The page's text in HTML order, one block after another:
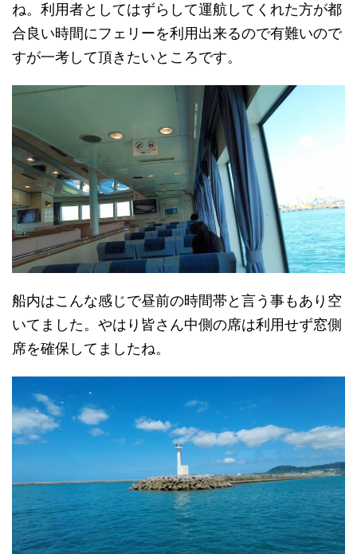
ね。利用者としてはずらして運航してくれた方が都
合良い時間にフェリーを利用出来るので有難いので
すが一考して頂きたいところです。
船内はこんな感じで昼前の時間帯と言う事もあり空
いてました。やはり皆さん中側の席は利用せず窓側
席を確保してましたね。